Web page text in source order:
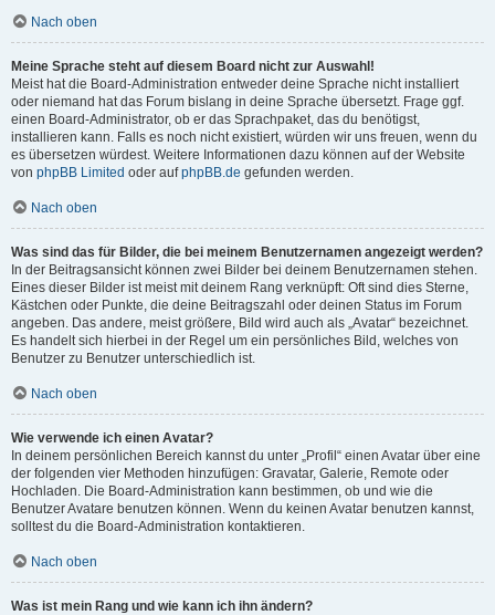
Nach oben
Meine Sprache steht auf diesem Board nicht zur Auswahl!
Meist hat die Board-Administration entweder deine Sprache nicht installiert
oder niemand hat das Forum bislang in deine Sprache übersetzt. Frage ggf.
einen Board-Administrator, ob er das Sprachpaket, das du benötigst,
installieren kann. Falls es noch nicht existiert, würden wir uns freuen, wenn du
es übersetzen würdest. Weitere Informationen dazu können auf der Website
von phpBB Limited oder aufphpBB.de gefunden werden.
Nach oben
Was sind das für Bilder, die bei meinem Benutzernamen angezeigt werden?
In der Beitragsansicht können zwei Bilder bei deinem Benutzernamen stehen.
Eines dieser Bilder ist meist mit deinem Rang verknüpft: Oft sind dies Sterne,
Kästchen oder Punkte, die deine Beitragszahl oder deinen Status im Forum
angeben. Das andere, meist größere, Bild wird auch als „Avatar“ bezeichnet.
Es handelt sich hierbei in der Regel um ein persönliches Bild, welches von
Benutzer zu Benutzer unterschiedlich ist.
Nach oben
Wie verwende ich einen Avatar?
In deinem persönlichen Bereich kannst du unter „Profil“ einen Avatar über eine
der folgenden vier Methoden hinzufügen: Gravatar, Galerie, Remote oder
Hochladen. Die Board-Administration kann bestimmen, ob und wie die
Benutzer Avatare benutzen können. Wenn du keinen Avatar benutzen kannst,
solltest du die Board-Administration kontaktieren.
Nach oben
Was ist mein Rang und wie kann ich ihn ändern?